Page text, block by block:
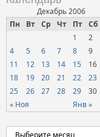
Декабрь 2006
Пн
Вт Ср Чт Пт Сб
« Ноя Янв »
1 2
4
5 6 7 8 9
11
12 13 14 15 16
18
19 20 21 22 23
25
26 27 28 29 30